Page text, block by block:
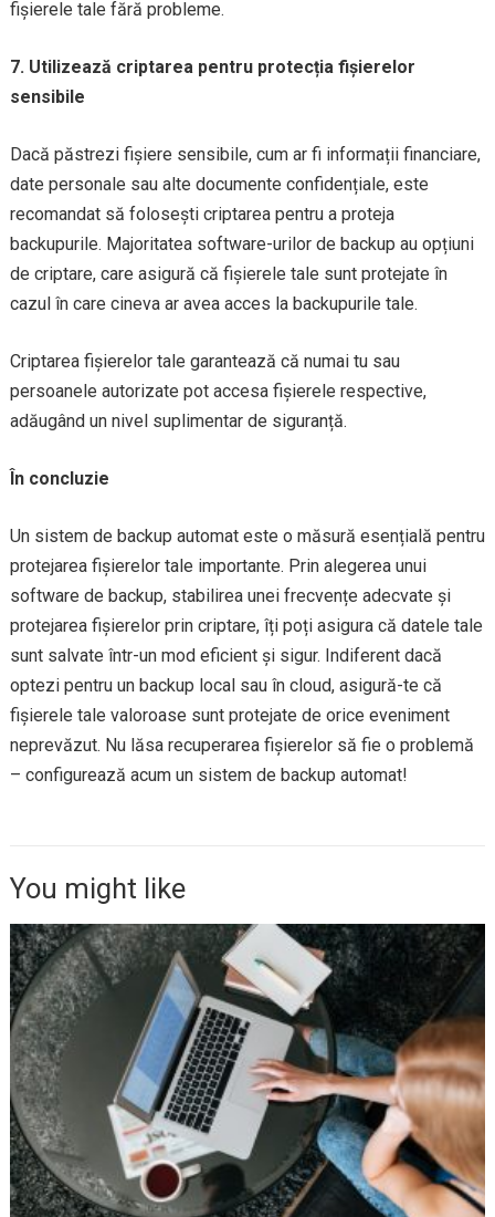
fișierele tale fără probleme.
7. Utilizează criptarea pentru protecția fișierelor
sensibile
Dacă păstrezi fișiere sensibile, cum ar fi informații financiare,
date personale sau alte documente confidențiale, este
recomandat să folosești criptarea pentru a proteja
backupurile. Majoritatea software-urilor de backup au opțiuni
de criptare, care asigură că fișierele tale sunt protejate în
cazul în care cineva ar avea acces la backupurile tale.
Criptarea fișierelor tale garantează că numai tu sau
persoanele autorizate pot accesa fișierele respective,
adăugând un nivel suplimentar de siguranță.
În concluzie
Un sistem de backup automat este o măsură esențială pentru
protejarea fișierelor tale importante. Prin alegerea unui
software de backup, stabilirea unei frecvențe adecvate și
protejarea fișierelor prin criptare, îți poți asigura că datele tale
sunt salvate într-un mod eficient și sigur. Indiferent dacă
optezi pentru un backup local sau în cloud, asigură-te că
fișierele tale valoroase sunt protejate de orice eveniment
neprevăzut. Nu lăsa recuperarea fișierelor să fie o problemă
– configurează acum un sistem de backup automat!
You might like